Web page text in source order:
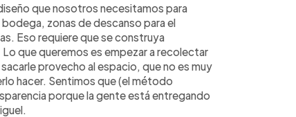
que nosotros necesitamos para
zonas de descanso para el
Eso requiere que se construya
que queremos es empezar a recolectar
provecho al espacio, que no es muy
hacer. Sentimos que (el método
porque la gente está entregando